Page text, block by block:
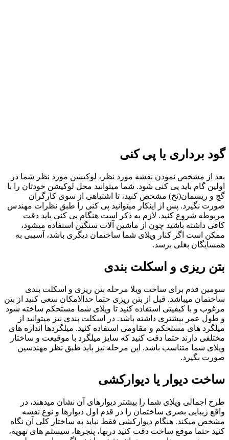
گود برداری یا پی کنی
بعد از مشخص نمودن نقشه مورد نظر، لوکیشن مورد نظر شما در
اولین گام باید پی کنی شود. شما میتوانید محل لوکیشن خودتان را با
گچ و ریسمان(نخ) مشخص کنید، تا اشتباهی از سوی کارگران
صورت نگیرد. پس از اینکار میتوانید پی کنی را طبق نظرات مهندس
مربوطه شروع کنید. لازم به ذکر است هنگام پی کنی باید دقت
کافی داشته باشید چون از ماشین آلات سنگین استفاده میشود،
ممکن است اگر کنار ویلای شما ساختمان دیگری باشد، آسیبی به
همسایگان بغلی برسد.
بتن ریزی و اسکلت بندی
سومین قدم برای ساخت ویلا مرحله بتن ریزی و اسکلت بندی
ساختمان میباشد. قبل از بتن ریزی حتما حدالامکان سعی کنید از بتن
مرغوب و با کیفیتی استفاده کنید تا ویلای شما مستحکم ساخته شود
و طول عمر بیشتری داشته باشد. در اسکلت بندی نیز میتوانید از
میلگرد های مستحکم و مقاومی استفاده کنید. میلگردها اندازه های
مختلفی دارند حتما دقت کنید که سایز میلگرد با موقیعت و ساختار
ویلای شما متناسب باشد. این مرحله نیز باید طبق نظر مهندسین
صورت بگیرد.
ساخت دیوار یا دیوارکشی
طرح اجمالی ویلای شما را بیشتر دیوارهای آن نشان میدهند، در
واقع زیبایی بصری ساختمان را در قدم اول دیوارها و نوع نقشه
مشخص میکند. هنگام دیوارکشی فقط نباید به ساختار کلی آن نگاه
کنید حتما موقع ساخت دقت کنید دربها، پنجرها، سیستم های تهویه،